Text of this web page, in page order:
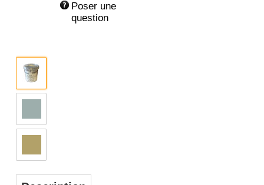
Poser une
question